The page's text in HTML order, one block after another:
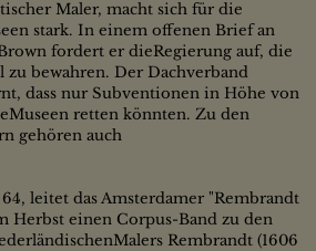
Maler, macht sich für die
stark. In einem offenen Brief an
fordert er dieRegierung auf, die
zu bewahren. Der Dachverband
dass nur Subventionen in Höhe von
retten könnten. Zu den
gehören auch
leitet das Amsterdamer "Rembrandt
Herbst einen Corpus-Band zu den
Rembrandt (1606